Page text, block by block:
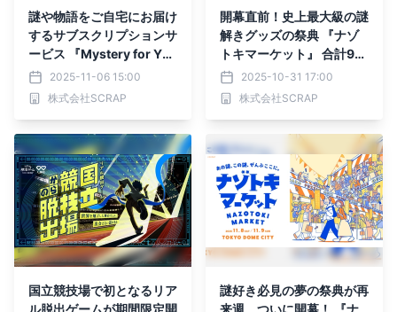
謎や物語をご自宅にお届け
するサブスクリプションサ
ービス 『Mystery for Yo
u』より 10月の新作ライ
ンナップを紹介
2025-11-06 15:00
株式会社SCRAP
開幕直前！史上最大級の謎
解きグッズの祭典 『ナゾ
トキマーケット』 合計92
個の商品を一挙公開
2025-10-31 17:00
株式会社SCRAP
国立競技場で初となるリア
ル脱出ゲームが期間限定開
謎好き必見の夢の祭典が再
来週、ついに開幕！ 『ナ